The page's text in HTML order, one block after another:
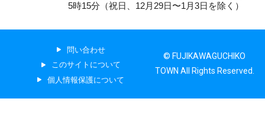
5時15分（祝日、12月29日〜1月3日を除く）
問い合わせ
このサイトについて
個人情報保護について
© FUJIKAWAGUCHIKO
TOWN All Rights Reserved.